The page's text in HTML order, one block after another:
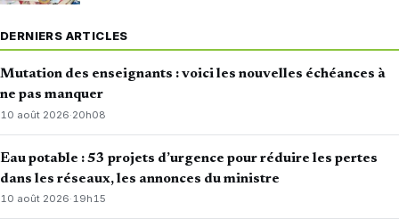
DERNIERS ARTICLES
Mutation des enseignants : voici les nouvelles échéances à
ne pas manquer
10 août 2026·20h08
Eau potable : 53 projets d’urgence pour réduire les pertes
dans les réseaux, les annonces du ministre
10 août 2026·19h15